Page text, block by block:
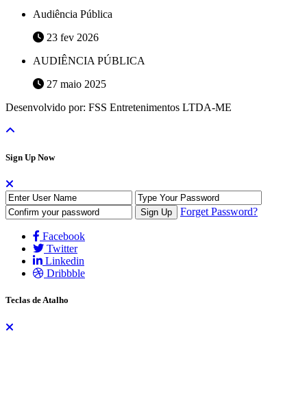
Audiência Pública
23 fev 2026
AUDIÊNCIA PÚBLICA
27 maio 2025
Desenvolvido por: FSS Entretenimentos LTDA-ME
Sign Up Now
Forget Password?
Facebook
Twitter
Linkedin
Dribbble
Teclas de Atalho